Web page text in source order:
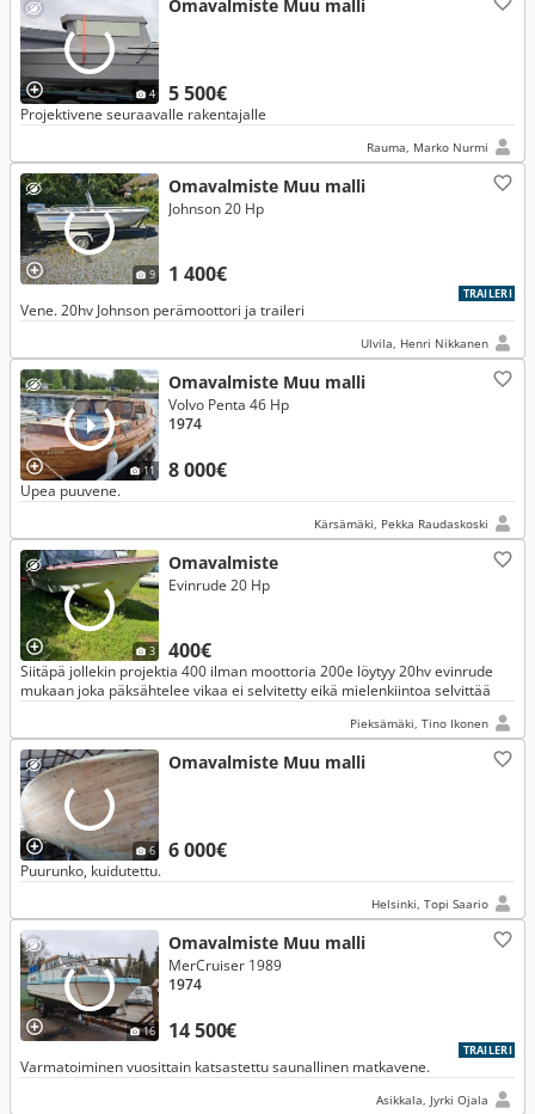
4
Omavalmiste Muu malli
5 500€
Projektivene seuraavalle rakentajalle
Rauma, Marko Nurmi
9
Omavalmiste Muu malli
1 400€
Johnson 20 Hp
TRAILERI
Vene. 20hv Johnson perämoottori ja traileri
Ulvila, Henri Nikkanen
11
Omavalmiste Muu malli
8 000€
Volvo Penta 46 Hp
1974
Upea puuvene.
Kärsämäki, Pekka Raudaskoski
3
Omavalmiste
400€
Evinrude 20 Hp
Siitäpä jollekin projektia 400 ilman moottoria 200e löytyy 20hv evinrude
mukaan joka päksähtelee vikaa ei selvitetty eikä mielenkiintoa selvittää
Pieksämäki, Tino Ikonen
6
Omavalmiste Muu malli
6 000€
Puurunko, kuidutettu.
Helsinki, Topi Saario
16
Omavalmiste Muu malli
14 500€
MerCruiser 1989
1974
TRAILERI
Varmatoiminen vuosittain katsastettu saunallinen matkavene.
Asikkala, Jyrki Ojala